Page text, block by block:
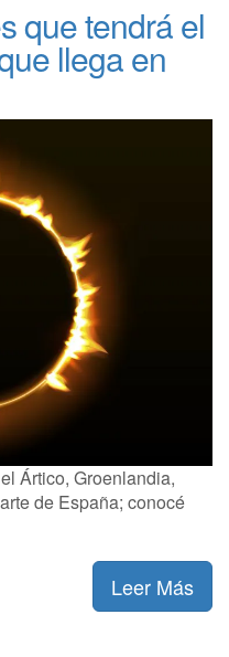
que tendrá el
llega en
Ártico, Groenlandia,
de España; conocé
Leer Más